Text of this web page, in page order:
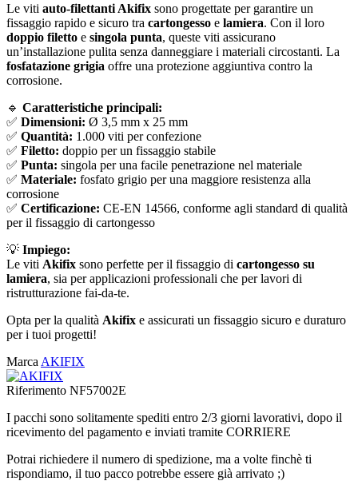
Le viti auto-filettanti Akifix sono progettate per garantire un
fissaggio rapido e sicuro tra cartongesso e lamiera. Con il loro
doppio filetto e singola punta, queste viti assicurano
un’installazione pulita senza danneggiare i materiali circostanti. La
fosfatazione grigia offre una protezione aggiuntiva contro la
corrosione.
🔹 Caratteristiche principali:
✅ Dimensioni: Ø 3,5 mm x 25 mm
✅ Quantità: 1.000 viti per confezione
✅ Filetto: doppio per un fissaggio stabile
✅ Punta: singola per una facile penetrazione nel materiale
✅ Materiale: fosfato grigio per una maggiore resistenza alla
corrosione
✅ Certificazione: CE-EN 14566, conforme agli standard di qualità
per il fissaggio di cartongesso
💡 Impiego:
Le viti Akifix sono perfette per il fissaggio di cartongesso su
lamiera, sia per applicazioni professionali che per lavori di
ristrutturazione fai-da-te.
Opta per la qualità Akifix e assicurati un fissaggio sicuro e duraturo
per i tuoi progetti!
Marca AKIFIX
Riferimento NF57002E
I pacchi sono solitamente spediti entro 2/3 giorni lavorativi, dopo il
ricevimento del pagamento e inviati tramite CORRIERE
Potrai richiedere il numero di spedizione, ma a volte finchè ti
rispondiamo, il tuo pacco potrebbe essere già arrivato ;)